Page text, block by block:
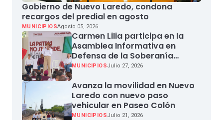
Gobierno de Nuevo Laredo, condona
recargos del predial en agosto
MUNICIPIOSAgosto 05, 2026
Carmen Lilia participa en la
Asamblea Informativa en
Defensa de la Soberanía
Nacional en Miguel Aleman
MUNICIPIOSJulio 27, 2026
Avanza la movilidad en Nuevo
Laredo con nuevo paso
vehicular en Paseo Colón
MUNICIPIOSJulio 21, 2026